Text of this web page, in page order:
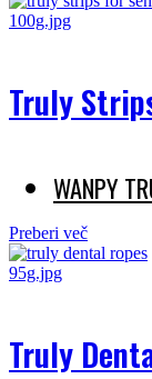
Truly
WANPY
Preberi več
Truly